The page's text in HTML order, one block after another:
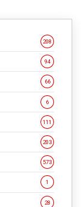
208
94
66
6
111
203
573
1
28